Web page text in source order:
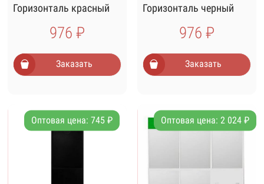
Горизонталь красный
976 ₽
Заказать
Горизонталь черный
976 ₽
Заказать
Оптовая цена: 745 ₽ Оптовая цена: 2 024 ₽